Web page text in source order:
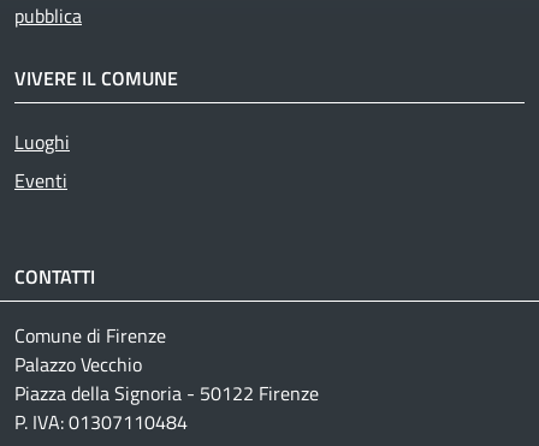
pubblica
VIVERE IL COMUNE
Luoghi
Eventi
CONTATTI
Comune di Firenze
Palazzo Vecchio
Piazza della Signoria - 50122 Firenze
P. IVA: 01307110484